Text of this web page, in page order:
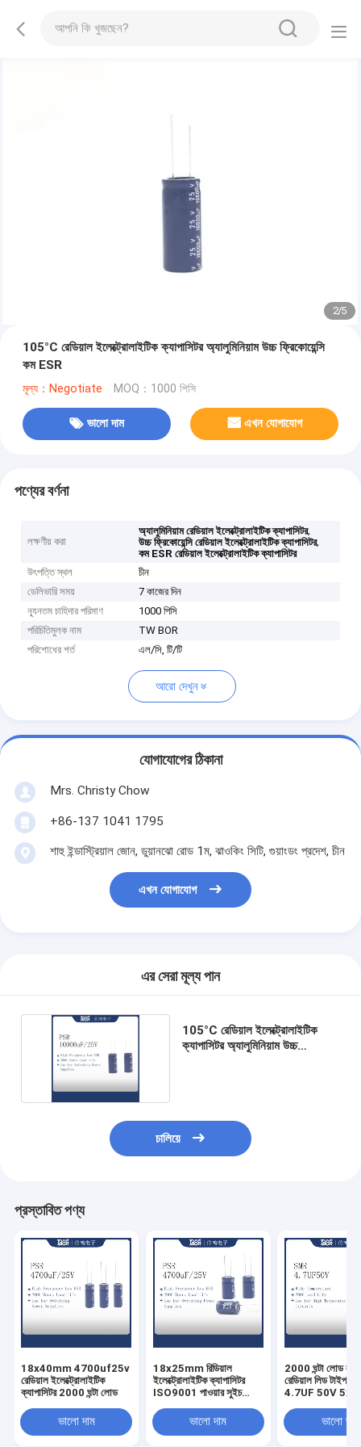
2/5
105°C রেডিয়াল ইলেক্ট্রোলাইটিক ক্যাপাসিটর অ্যালুমিনিয়াম উচ্চ ফ্রিকোয়েন্সি
কম ESR
মূল্য：Negotiate MOQ：1000 পিসি
ভালো দাম এখন যোগাযোগ
পণ্যের বর্ণনা
লক্ষণীয় করা
অ্যালুমিনিয়াম রেডিয়াল ইলেক্ট্রোলাইটিক ক্যাপাসিটর,
উচ্চ ফ্রিকোয়েন্সি রেডিয়াল ইলেক্ট্রোলাইটিক ক্যাপাসিটর,
কম ESR রেডিয়াল ইলেক্ট্রোলাইটিক ক্যাপাসিটর
উৎপত্তি স্থল
চীন
ডেলিভারি সময়
7 কাজের দিন
ন্যূনতম চাহিদার পরিমাণ
1000 পিসি
পরিচিতিমুলক নাম
TW BOR
পরিশোধের শর্ত
এল/সি, টি/টি
আরো দেখুন
যোগাযোগের ঠিকানা
Mrs. Christy Chow
+86-137 1041 1795
শাহু ইন্ডাস্ট্রিয়াল জোন, ডুয়ানঝো রোড 1ম, ঝাওকিং সিটি, গুয়াংডং প্রদেশ, চীন
এখন যোগাযোগ
এর সেরা মূল্য পান
105°C রেডিয়াল ইলেক্ট্রোলাইটিক
ক্যাপাসিটর অ্যালুমিনিয়াম উচ্চ
চালিয়ে
প্রস্তাবিত পণ্য
18x40mm 4700uf25v
রেডিয়াল ইলেক্ট্রোলাইটিক
ক্যাপাসিটর 2000 ঘন্টা লোড
ভালো দাম
18x25mm রিডিয়াল
ইলেক্ট্রোলাইটিক ক্যাপাসিটর
ISO9001 পাওয়ার সুইচ
ভালো দাম
2000 ঘন্টা লোড
রেডিয়াল লিড টাইপ
4.7UF 50V 5x11
ভালো দাম